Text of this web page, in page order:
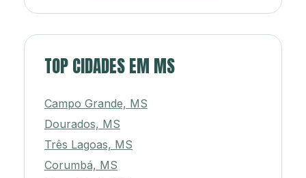
TOP CIDADES EM MS
Campo Grande, MS
Dourados, MS
Três Lagoas, MS
Corumbá, MS